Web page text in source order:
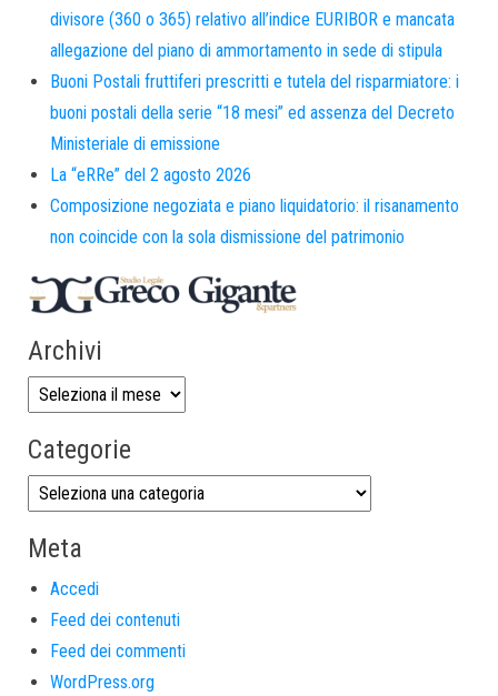
divisore (360 o 365) relativo all’indice EURIBOR e mancata
allegazione del piano di ammortamento in sede di stipula
Buoni Postali fruttiferi prescritti e tutela del risparmiatore: i
buoni postali della serie “18 mesi” ed assenza del Decreto
Ministeriale di emissione
La “eRRe” del 2 agosto 2026
Composizione negoziata e piano liquidatorio: il risanamento
non coincide con la sola dismissione del patrimonio
Archivi
Categorie
Meta
Accedi
Feed dei contenuti
Feed dei commenti
WordPress.org